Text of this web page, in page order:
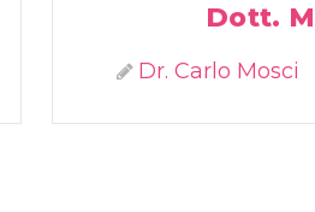
Dott.
Dr. Carlo Mosci